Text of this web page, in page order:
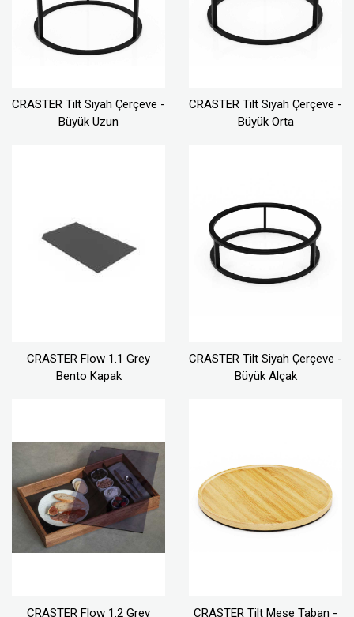
CRASTER Tilt Siyah Çerçeve -
Büyük Uzun
CRASTER Tilt Siyah Çerçeve -
Büyük Orta
CRASTER Flow 1.1 Grey
Bento Kapak
CRASTER Tilt Siyah Çerçeve -
Büyük Alçak
CRASTER Flow 1.2 Grey
CRASTER Tilt Meşe Taban -